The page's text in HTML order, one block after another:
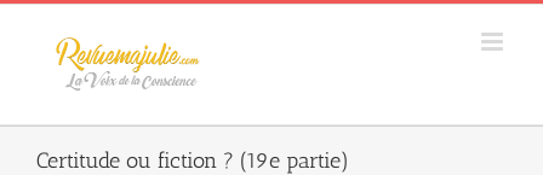
Skip
Certitude ou fiction ? (19e partie)